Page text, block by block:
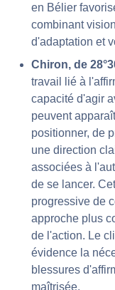
en Bélier
combinant
d'adaptation et
Chiron, de
travail lié à
capacité d'agir
peuvent
positionner, de
une direction
associées à
de se lancer.
progressive de
approche plus
de l'action. Le
évidence la
blessures
maîtrisée.